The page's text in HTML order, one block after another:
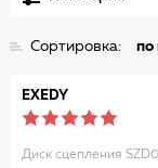
Сортировка: по
EXEDY
Диск сцепления